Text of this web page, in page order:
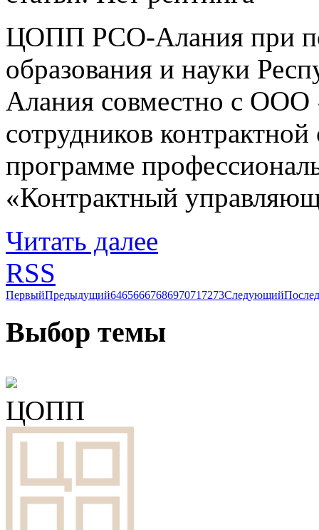
ЦОПП РСО-Алания при
образования и науки
Алания совместно с ООО
сотрудников
программе
«Контрактный
Читать далее
RSS
ПервыйПредыдущий6465666768697071 7273Следующий
Выбор темы
ЦОПП